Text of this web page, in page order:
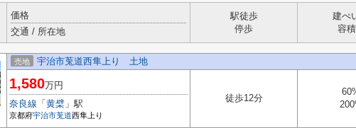
価格
交通 / 所在地
駅徒歩
停歩
建ぺ
容
売地 宇治市莵道西隼上り 土地
1,580万円
奈良線 「 黄檗 」駅
京都府宇治市莵道西隼上り
徒歩12分